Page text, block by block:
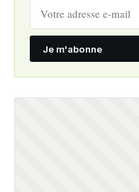
Je m'abonne